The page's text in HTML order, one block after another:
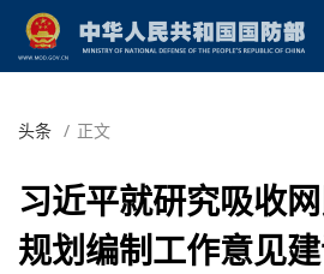
头条 / 正文
习近平就研究吸收
规划编制工作意见